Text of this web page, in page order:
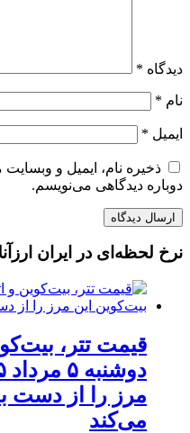
دیدگاه *
نام *
ایمیل *
ذخیره نام، ایمیل و
دوباره دیدگاهی می‌نویسم.
نرخ لحظه‌ای در ایران
قیمت تتر،
مرز را از دست
می‌کند